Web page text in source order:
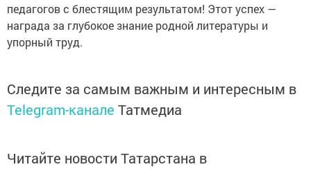
педагогов с блестящим результатом! Этот успех —
награда за глубокое знание родной литературы и
упорный труд.
Следите за самым важным и интересным в
Telegram-канале Татмедиа
Читайте новости Татарстана в